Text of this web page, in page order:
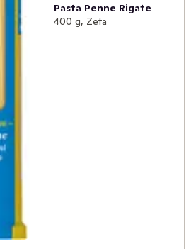
Pasta Penne Rigate
400 g, Zeta